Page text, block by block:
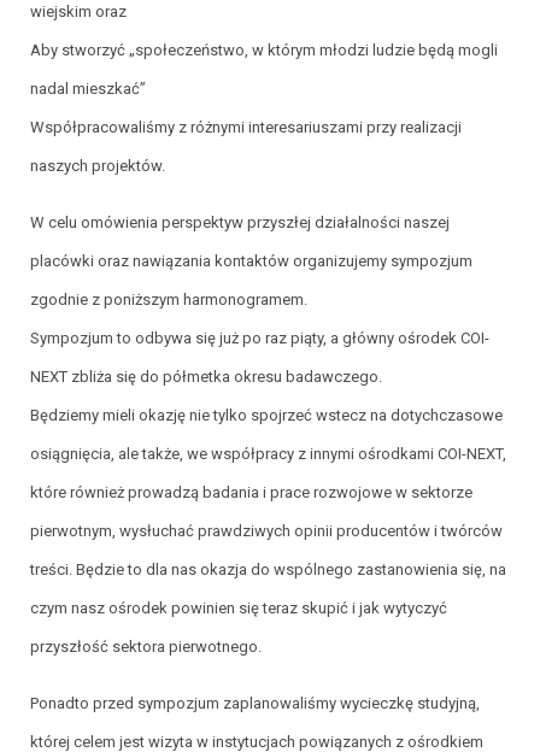
wiejskim oraz
Aby stworzyć „społeczeństwo, w którym młodzi ludzie będą mogli
nadal mieszkać”
Współpracowaliśmy z różnymi interesariuszami przy realizacji
naszych projektów.
W celu omówienia perspektyw przyszłej działalności naszej
placówki oraz nawiązania kontaktów organizujemy sympozjum
zgodnie z poniższym harmonogramem.
Sympozjum to odbywa się już po raz piąty, a główny ośrodek COI-
NEXT zbliża się do półmetka okresu badawczego.
Będziemy mieli okazję nie tylko spojrzeć wstecz na dotychczasowe
osiągnięcia, ale także, we współpracy z innymi ośrodkami COI-NEXT,
które również prowadzą badania i prace rozwojowe w sektorze
pierwotnym, wysłuchać prawdziwych opinii producentów i twórców
treści. Będzie to dla nas okazja do wspólnego zastanowienia się, na
czym nasz ośrodek powinien się teraz skupić i jak wytyczyć
przyszłość sektora pierwotnego.
Ponadto przed sympozjum zaplanowaliśmy wycieczkę studyjną,
której celem jest wizyta w instytucjach powiązanych z ośrodkiem